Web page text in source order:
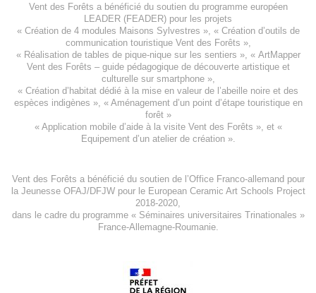
Vent des Forêts a bénéficié du soutien du programme européen
LEADER (FEADER) pour les projets
« Création de 4 modules Maisons Sylvestres », « Création d’outils de
communication touristique Vent des Forêts »,
« Réalisation de tables de pique-nique sur les sentiers », « ArtMapper
Vent des Forêts – guide pédagogique de découverte artistique et
culturelle sur smartphone »,
« Création d’habitat dédié à la mise en valeur de l’abeille noire et des
espèces indigènes », « Aménagement d’un point d’étape touristique en
forêt»
« Application mobile d’aide à la visite Vent des Forêts », et «
Equipement d’un atelier de création».
Vent des Forêts a bénéficié du soutien de l’Office Franco-allemand pour
la Jeunesse OFAJ/DFJWpour leEuropean Ceramic Art Schools Project
2018-2020
dans le cadre du programme « Séminaires universitaires Trinationales »
France-Allemagne-Roumanie.